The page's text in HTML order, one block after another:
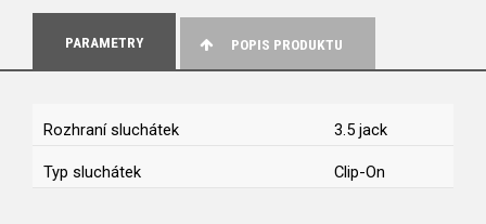
PARAMETRY POPIS PRODUKTU
Rozhraní sluchátek 3.5 jack
Typ sluchátek Clip-On